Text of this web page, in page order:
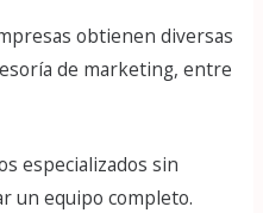
obtienen diversas
de marketing, entre
especializados sin
un equipo completo.